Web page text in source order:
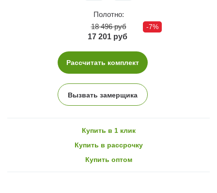
Полотно:
18 496 руб
-7%
17 201 руб
Рассчитать комплект
Вызвать замерщика
Купить в 1 клик
Купить в рассрочку
Купить оптом